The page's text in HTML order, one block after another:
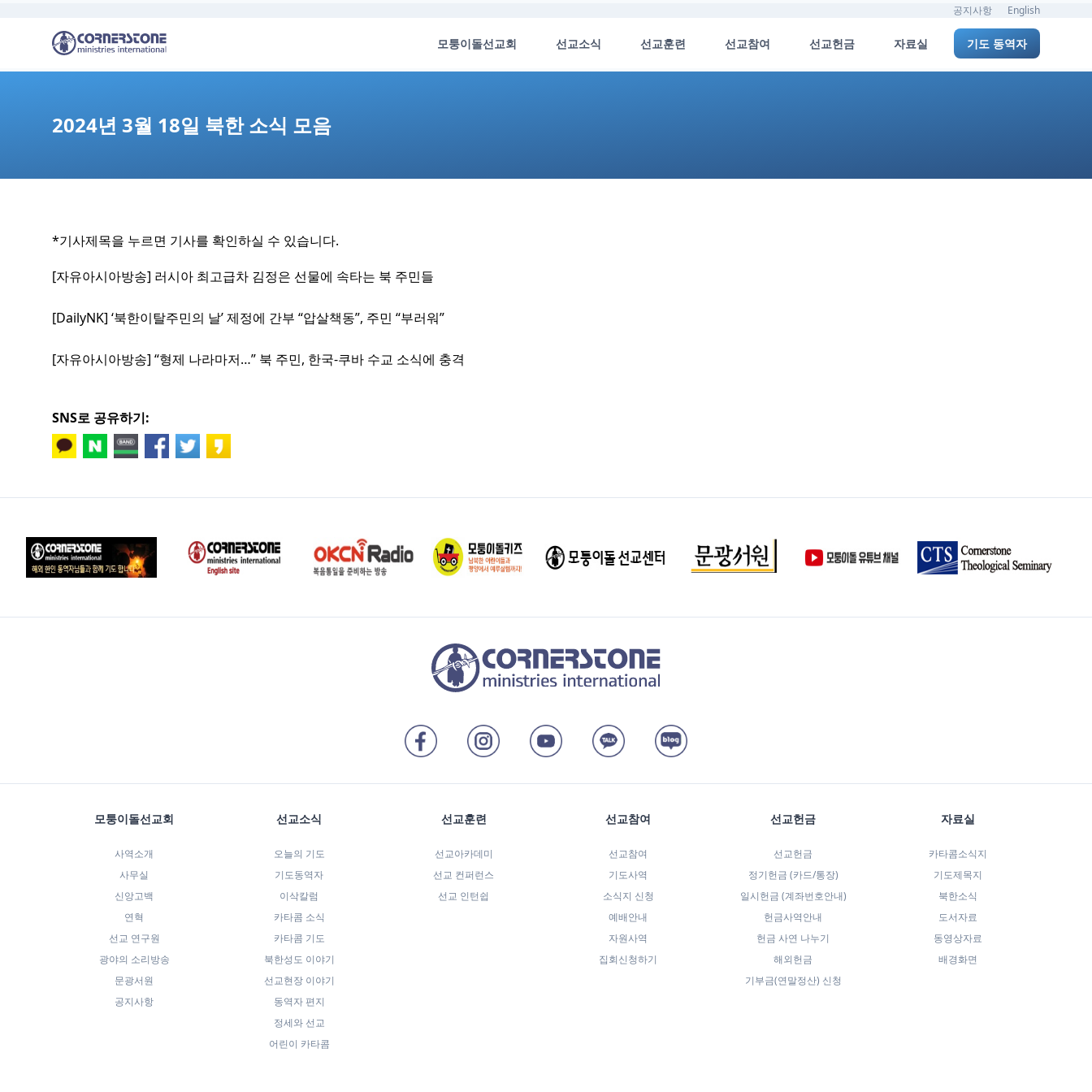
공지사항 English
모퉁이돌선교회 선교소식 선교훈련 선교참여 선교헌금 자료실 기도 동역자
2024년 3월 18일 북한 소식 모음
*기사제목을 누르면 기사를 확인하실 수 있습니다.
[자유아시아방송] 러시아 최고급차 김정은 선물에 속타는 북 주민들
[DailyNK] ‘북한이탈주민의 날’ 제정에 간부 “압살책동”, 주민 “부러워”
[자유아시아방송] “형제 나라마저…” 북 주민, 한국-쿠바 수교 소식에 충격
SNS로 공유하기:
모퉁이돌선교회
사역소개
사무실
신앙고백
연혁
선교 연구원
광야의 소리방송
문광서원
공지사항
선교소식
오늘의 기도
기도동역자
이삭칼럼
카타콤 소식
카타콤 기도
북한성도 이야기
선교현장 이야기
동역자 편지
정세와 선교
어린이 카타콤
선교훈련
선교아카데미
선교 컨퍼런스
선교 인턴쉽
선교참여
선교참여
기도사역
소식지 신청
예배안내
자원사역
집회신청하기
선교헌금
선교헌금
정기헌금 (카드/통장)
일시헌금 (계좌번호안내)
헌금사역안내
헌금 사연 나누기
해외헌금
기부금(연말정산) 신청
자료실
카타콤소식지
기도제목지
북한소식
도서자료
동영상자료
배경화면